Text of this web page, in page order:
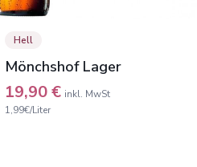
Hell
Mönchshof Lager
19,90€ inkl. MwSt
1,99€/Liter